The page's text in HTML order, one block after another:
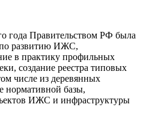
года Правительством РФ была
по развитию ИЖС,
в практику профильных
создание реестра типовых
числе из деревянных
нормативной базы,
ИЖС и инфраструктуры